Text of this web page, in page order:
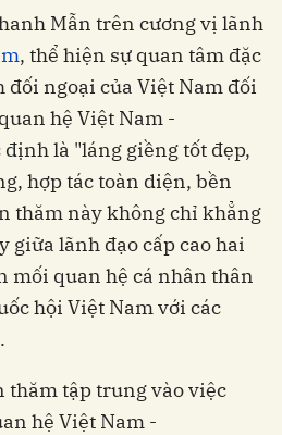
Mẫn trên cương vị lãnh
, thể hiện sự quan tâm đặc
ngoại của Việt Nam đối
hệ Việt Nam -
là "láng giềng tốt đẹp,
hợp tác toàn diện, bền
thăm này không chỉ khẳng
lãnh đạo cấp cao hai
mối quan hệ cá nhân thân
hội Việt Nam với các
thăm tập trung vào việc
hệ Việt Nam -